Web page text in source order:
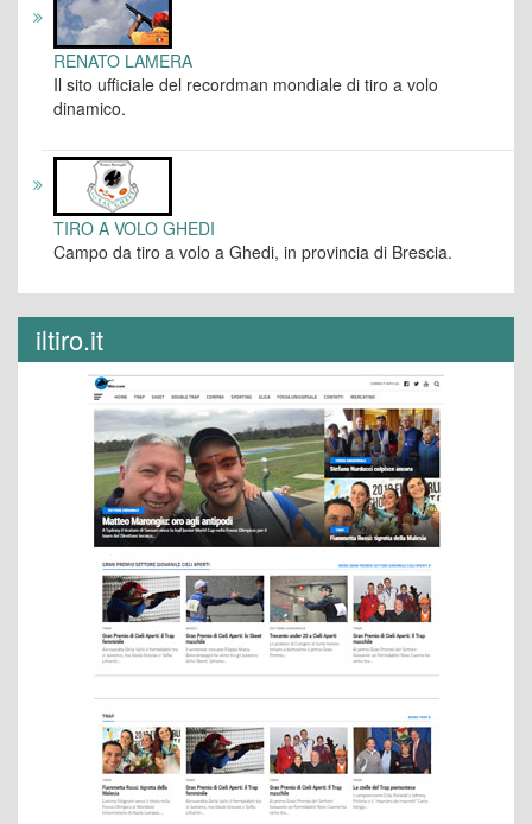
RENATO LAMERA
Il sito ufficiale del recordman mondiale di tiro a volo
dinamico.
TIRO A VOLO GHEDI
Campo da tiro a volo a Ghedi, in provincia di Brescia.
iltiro.it